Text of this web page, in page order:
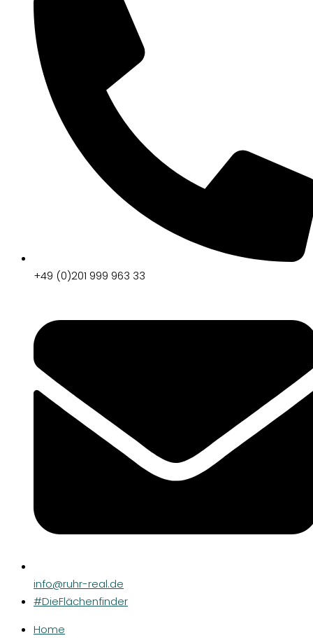
+49 (0)201 999 963 33
info@ruhr-real.de
#DieFlächenfinder
Home